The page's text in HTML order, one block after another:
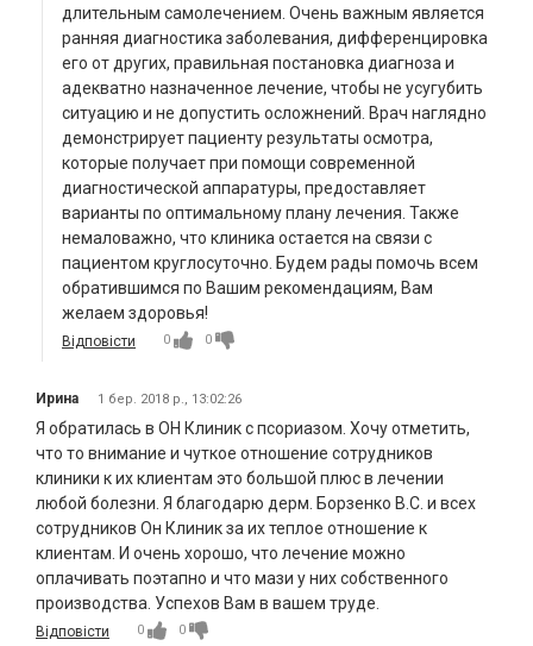
длительным самолечением. Очень важным является
ранняя диагностика заболевания, дифференцировка
его от других, правильная постановка диагноза и
адекватно назначенное лечение, чтобы не усугубить
ситуацию и не допустить осложнений. Врач наглядно
демонстрирует пациенту результаты осмотра,
которые получает при помощи современной
диагностической аппаратуры, предоставляет
варианты по оптимальному плану лечения. Также
немаловажно, что клиника остается на связи с
пациентом круглосуточно. Будем рады помочь всем
обратившимся по Вашим рекомендациям, Вам
желаем здоровья!
Відповісти 0 0
Ирина 1 бер. 2018 р., 13:02:26
Я обратилась в ОН Клиник с псориазом. Хочу отметить,
что то внимание и чуткое отношение сотрудников
клиники к их клиентам это большой плюс в лечении
любой болезни. Я благодарю дерм. Борзенко В.С. и всех
сотрудников Он Клиник за их теплое отношение к
клиентам. И очень хорошо, что лечение можно
оплачивать поэтапно и что мази у них собственного
производства. Успехов Вам в вашем труде.
Відповісти 0 0